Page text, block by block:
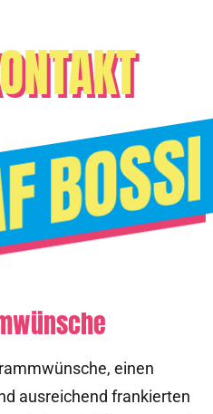
einen
ausreichend frankierten